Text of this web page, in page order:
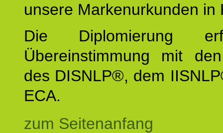
unsere Markenurkunden in
Die Diplomierung
Übereinstimmung mit
des DISNLP®, dem
ECA.
zum Seitenanfang